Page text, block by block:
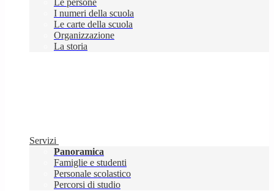
Le persone
I numeri della scuola
Le carte della scuola
Organizzazione
La storia
Servizi
Panoramica
Famiglie e studenti
Personale scolastico
Percorsi di studio